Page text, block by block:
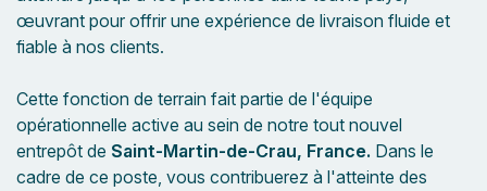
œuvrant pour offrir une expérience de livraison fluide et
fiable à nos clients.
Cette fonction de terrain fait partie de l'équipe
opérationnelle active au sein de notre tout nouvel
entrepôt de Saint-Martin-de-Crau, France. Dans le
cadre de ce poste, vous contribuerez à l'atteinte des